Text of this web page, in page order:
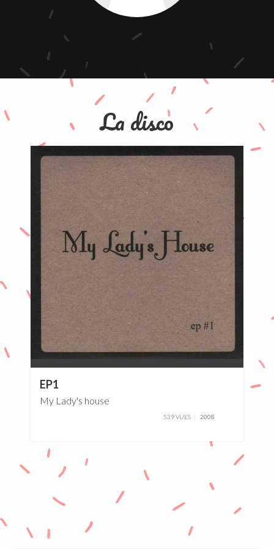
La disco
EP1
My Lady's house
539 VUES 2008